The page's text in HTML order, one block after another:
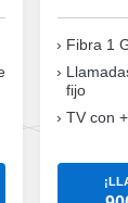
Fibra 1
fijo
TV con